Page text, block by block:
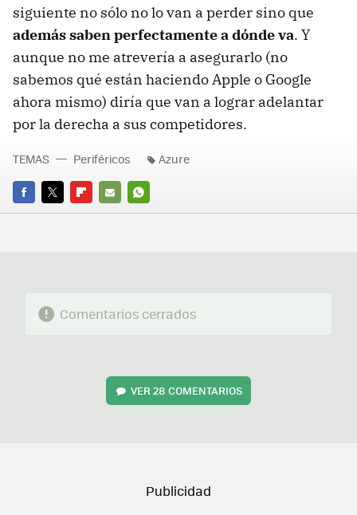
siguiente no sólo no lo van a perder sino que
además saben perfectamente a dónde va. Y
aunque no me atrevería a asegurarlo (no
sabemos qué están haciendo Apple o Google
ahora mismo) diría que van a lograr adelantar
por la derecha a sus competidores.
FACEBOOK
TWITTERFLIPBOARD
E-
WHATSAPP
TEMAS Periféricos Azure
Comentarios cerrados
VER28 COMENTARIOS